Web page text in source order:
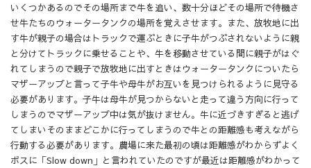
いくつかあるのでその場所まで牛を追い、数十分ほどその場所で待機さ
せ牛たちのウォータータンクの場所を覚えさせます。また、放牧地に出
す牛が親子の場合はトラックで運ぶときに子牛がつぶされないように親
と分けてトラックに乗せることや、牛を移動させている間に親子がはぐ
れてしまうので親子で放牧地に出すときはウォータータンクについたら
マザーアップと言って子牛や母牛がお互いを見つけられるように見守る
必要があります。子牛は母牛が見つからないと走って違う方向に行って
しまうのでマザーアップ中は気が抜けません。牛に近づきすぎると逃げ
てしまいそのままどこかに行ってしまうので牛との距離感も考えながら
行動する必要があります。農場に来た最初の頃は距離感がわからずよく
ボスに「Slow down」と言われていたのですが最近は距離感がわかって